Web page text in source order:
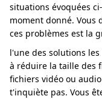
situations évoquées
moment donné. Vous
ces problèmes est la
l'une des solutions
à réduire la taille des
fichiers vidéo ou
t'inquiète pas. Vous